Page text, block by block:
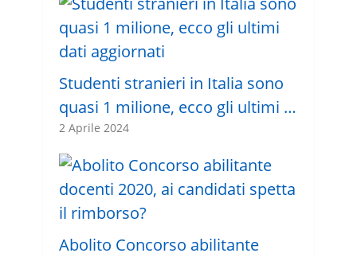
Studenti stranieri in Italia sono
quasi 1 milione, ecco gli ultimi …
2 Aprile 2024
Abolito Concorso abilitante